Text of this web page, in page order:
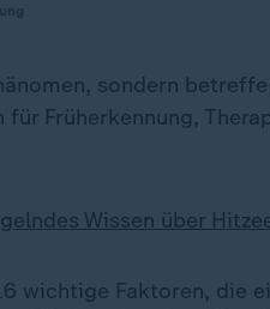
sondern
Früherkennung,
Wissen über
wichtige Faktoren, die